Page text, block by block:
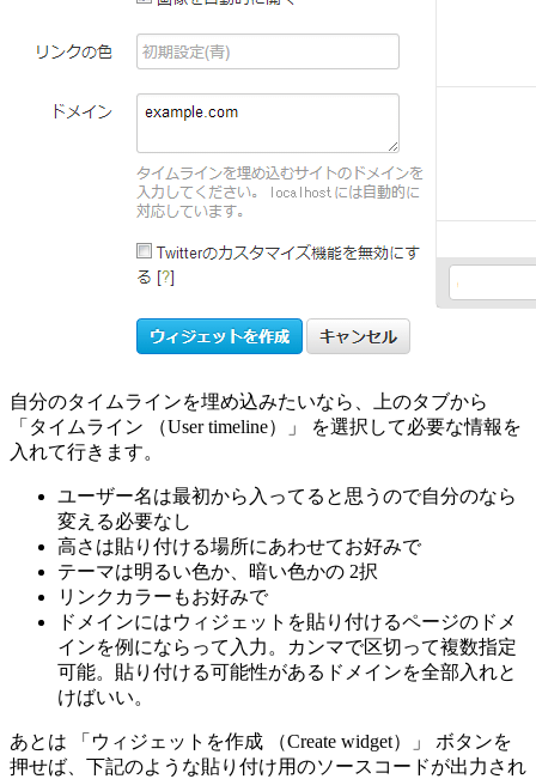
自分のタイムラインを埋め込みたいなら、上のタブから
「タイムライン （User timeline）」 を選択して必要な情報を
入れて行きます。
ユーザー名は最初から入ってると思うので自分のなら
変える必要なし
高さは貼り付ける場所にあわせてお好みで
テーマは明るい色か、暗い色かの 2択
リンクカラーもお好みで
ドメインにはウィジェットを貼り付けるページのドメ
インを例にならって入力。カンマで区切って複数指定
可能。貼り付ける可能性があるドメインを全部入れと
けばいい。
あとは 「ウィジェットを作成 （Create widget）」 ボタンを
押せば、下記のような貼り付け用のソースコードが出力され